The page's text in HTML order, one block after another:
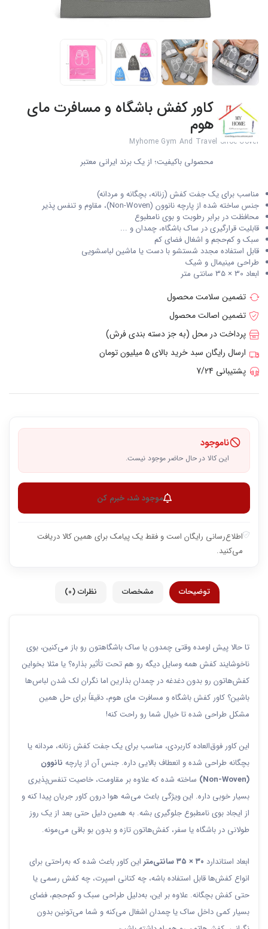
کاور کفش باشگاه و مسافرت مای
هوم
Myhome Gym And Travel Shoe Cover
محصولی باکیفیت؛ از یک برند ایرانی معتبر
مناسب برای یک جفت کفش (زنانه، بچگانه و مردانه)
جنس ساخته شده از پارچه نانوون (Non-Woven)، مقاوم و تنفس پذیر
محافظت در برابر رطوبت و بوی نامطبوع
قابلیت قرارگیری در ساک باشگاه، چمدان و ...
سبک و کم‌حجم و اشغال فضای کم
قابل استفاده مجدد شستشو با دست یا ماشین لباسشویی
طراحی مینیمال و شیک
ابعاد 30 × 35 سانتی متر
تضمین سلامت محصول
تضمین اصالت محصول
پرداخت در محل (به جز دسته بندی فرش)
ارسال رایگان سبد خرید بالای 5 میلیون تومان
پشتیبانی 7/24
ناموجود
این کالا در حال حاضر موجود نیست.
موجود شد، خبرم کن
اطلاع‌رسانی رایگان است و فقط یک پیامک برای همین کالا دریافت
می‌کنید.
توضیحات مشخصات نظرات (0)
تا حالا پیش اومده وقتی چمدون یا ساک باشگاهتون رو باز می‌کنین، بوی
ناخوشایند کفش همه وسایل دیگه رو هم تحت تأثیر بذاره؟ یا مثلا بخواین
کفش‌هاتون رو بدون دغدغه در چمدان بذارین اما نگران لک شدن لباس‌ها
باشین؟ کاور کفش باشگاه و مسافرت مای هوم، دقیقاً برای حل همین
مشکل طراحی شده تا خیال شما رو راحت کنه!
این کاور فوق‌العاده کاربردی، مناسب برای یک جفت کفش زنانه، مردانه یا
بچگانه طراحی شده و انعطاف بالایی داره. جنس آن از پارچه نانوون
(Non-Woven)
ساخته شده که علاوه بر مقاومت، خاصیت تنفس‌پذیری
بسیار خوبی داره. این ویژگی باعث می‌شه هوا درون کاور جریان پیدا کنه و
از ایجاد بوی نامطبوع جلوگیری بشه. به همین دلیل حتی بعد از یک روز
طولانی در باشگاه یا سفر، کفش‌هاتون تازه و بدون بو باقی می‌مونه.
ابعاد استاندارد ۳۰ × ۳۵ سانتی‌متر
این کاور باعث شده که به‌راحتی برای
انواع کفش‌ها قابل استفاده باشه، چه کتانی اسپرت، چه کفش رسمی یا
حتی کفش بچگانه. علاوه بر این، به‌دلیل طراحی سبک و کم‌حجم، فضای
بسیار کمی داخل ساک یا چمدان اشغال می‌کنه و شما می‌تونین بدون